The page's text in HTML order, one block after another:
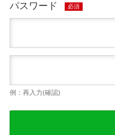
パスワード 必須
例：再入力(確認)